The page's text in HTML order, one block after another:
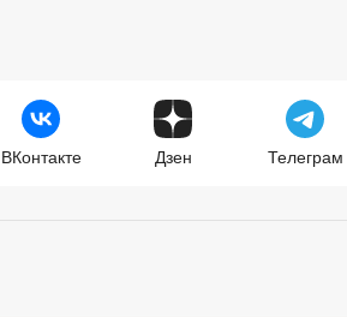
ВКонтакте Дзен Телеграм